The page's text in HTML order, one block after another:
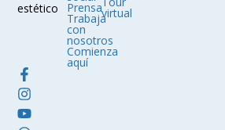
estético
virtual
Prensa
Trabaja
con
nosotros
Comienza
aquí